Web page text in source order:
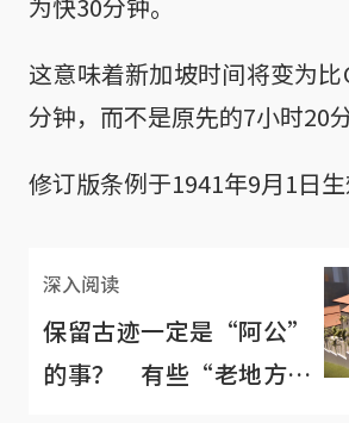
这意味着新加坡时间将变为
分钟，而不是原先的7小时20分
修订版条例于1941年9月1日生
深入阅读
保留古迹一定是“阿公”
的事？ 有些“老地方”